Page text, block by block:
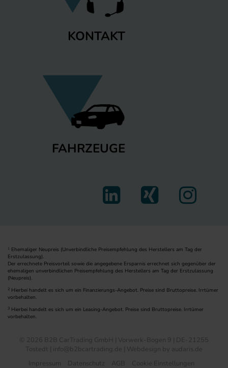
KONTAKT
FAHRZEUGE
1
Ehemaliger Neupreis (Unverbindliche Preisempfehlung des Herstellers am Tag der
Erstzulassung).
Der errechnete Preisvorteil sowie die angegebene Ersparnis errechnet sich gegenüber der
ehemaligen unverbindlichen Preisempfehlung des Herstellers am Tag der Erstzulassung
(Neupreis).
2 Hierbei handelt es sich um ein Finanzierungs-Angebot. Preise sind Bruttopreise. Irrtümer
vorbehalten.
3 Hierbei handelt es sich um ein Leasing-Angebot. Preise sind Bruttopreise. Irrtümer
vorbehalten.
© 2026 B2B CarTrading GmbH | Vorwerk-Bogen 9 | DE-21255
Tostedt | info@b2bcartrading.de | Webdesign by audaris.de
Impressum
Datenschutz AGB Cookie Einstellungen